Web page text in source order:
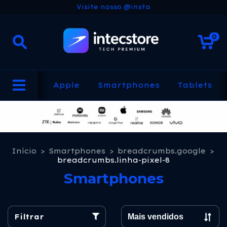
Visite nosso @insta
0
Apple Smartphones Tablets
Início > Smartphones > breadcrumbs.google >
breadcrumbs.linha-pixel-8
Smartphones
Filtrar